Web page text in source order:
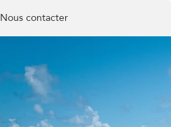
Nous contacter